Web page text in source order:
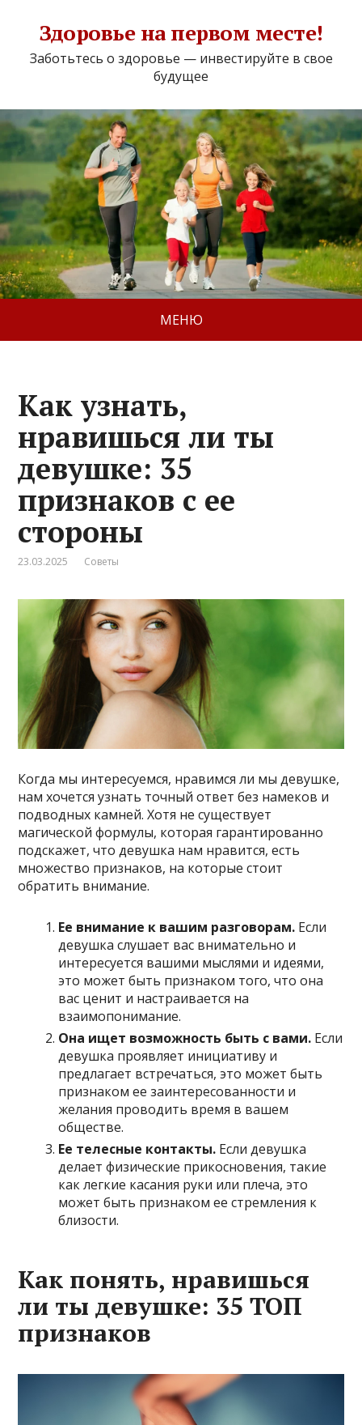
Здоровье на первом месте!
Заботьтесь о здоровье — инвестируйте в свое
будущее
МЕНЮ
Как узнать,
нравишься ли ты
девушке: 35
признаков с ее
стороны
23.03.2025 Советы
Когда мы интересуемся, нравимся ли мы девушке,
нам хочется узнать точный ответ без намеков и
подводных камней. Хотя не существует
магической формулы, которая гарантированно
подскажет, что девушка нам нравится, есть
множество признаков, на которые стоит
обратить внимание.
Ее внимание к вашим разговорам. Если
девушка слушает вас внимательно и
интересуется вашими мыслями и идеями,
это может быть признаком того, что она
вас ценит и настраивается на
взаимопонимание.
Она ищет возможность быть с вами. Если
девушка проявляет инициативу и
предлагает встречаться, это может быть
признаком ее заинтересованности и
желания проводить время в вашем
обществе.
Ее телесные контакты. Если девушка
делает физические прикосновения, такие
как легкие касания руки или плеча, это
может быть признаком ее стремления к
близости.
Как понять, нравишься
ли ты девушке: 35 ТОП
признаков